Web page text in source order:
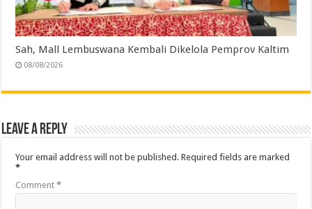
Sah, Mall Lembuswana Kembali Dikelola Pemprov Kaltim
08/08/2026
Leave a Reply
Your email address will not be published. Required fields are marked
*
Comment*